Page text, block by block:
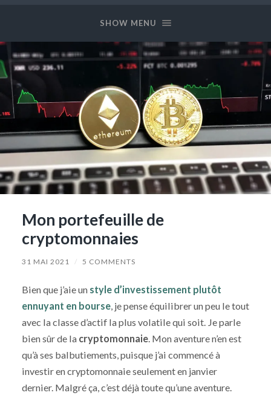
SHOW MENU
Mon portefeuille de
cryptomonnaies
31 MAI 2021 / 5 COMMENTS
Bien que j’aie un style d’investissement plutôt
ennuyant en bourse, je pense équilibrer un peu le tout
avec la classe d’actif la plus volatile qui soit. Je parle
bien sûr de la cryptomonnaie. Mon aventure n’en est
qu’à ses balbutiements, puisque j’ai commencé à
investir en cryptomonnaie seulement en janvier
dernier. Malgré ça, c’est déjà toute qu’une aventure.